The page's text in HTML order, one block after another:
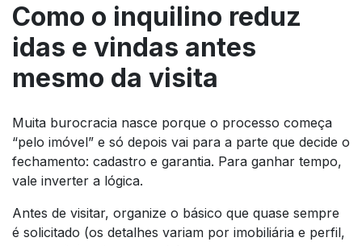
Como o inquilino reduz
idas e vindas antes
mesmo da visita
Muita burocracia nasce porque o processo começa
“pelo imóvel” e só depois vai para a parte que decide o
fechamento: cadastro e garantia. Para ganhar tempo,
vale inverter a lógica.
Antes de visitar, organize o básico que quase sempre
é solicitado (os detalhes variam por imobiliária e perfil,